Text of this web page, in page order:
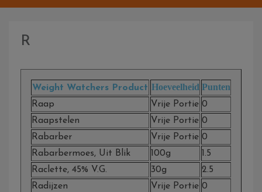
R
Weight Watchers Product Hoeveelheid Punten
Raap Vrije Portie 0
Raapstelen
Vrije Portie 0
Rabarber
Vrije Portie 0
Rabarbermoes, Uit Blik
100g
1.5
Raclette, 45% V.g.
30g
2.5
Radijzen
Vrije Portie 0